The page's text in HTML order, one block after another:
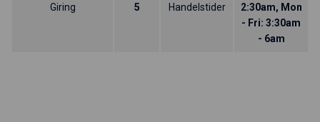
Giring 5 Handelstider
2:30am, Mon
- Fri: 3:30am
- 6am